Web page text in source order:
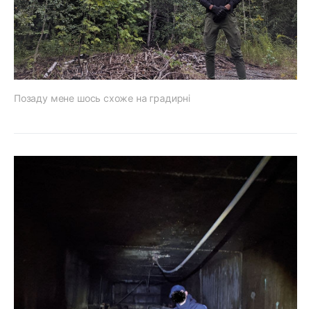
Позаду мене шось схоже на градирні